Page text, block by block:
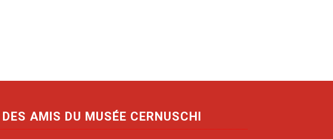
AMIS DU MUSÉE CERNUSCHI